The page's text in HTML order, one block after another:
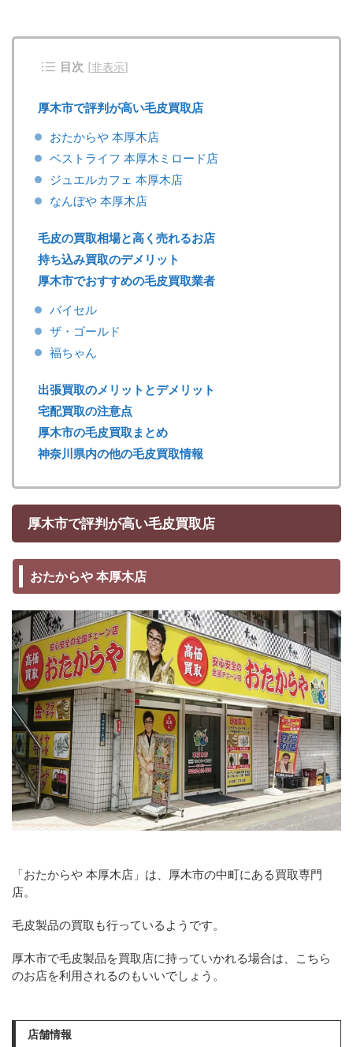
目次 [非表示]
厚木市で評判が高い毛皮買取店
おたからや 本厚木店
ベストライフ 本厚木ミロード店
ジュエルカフェ 本厚木店
なんぼや 本厚木店
毛皮の買取相場と高く売れるお店
持ち込み買取のデメリット
厚木市でおすすめの毛皮買取業者
バイセル
ザ・ゴールド
福ちゃん
出張買取のメリットとデメリット
宅配買取の注意点
厚木市の毛皮買取まとめ
神奈川県内の他の毛皮買取情報
厚木市で評判が高い毛皮買取店
おたからや 本厚木店
「おたからや 本厚木店」は、厚木市の中町にある買取専門
店。
毛皮製品の買取も行っているようです。
厚木市で毛皮製品を買取店に持っていかれる場合は、こちら
のお店を利用されるのもいいでしょう。
店舗情報